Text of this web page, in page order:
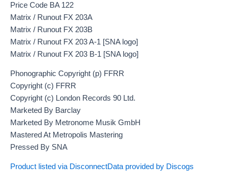
Price Code BA 122
Matrix / Runout FX 203A
Matrix / Runout FX 203B
Matrix / Runout FX 203 A-1 [SNA logo]
Matrix / Runout FX 203 B-1 [SNA logo]
Phonographic Copyright (p) FFRR
Copyright (c) FFRR
Copyright (c) London Records 90 Ltd.
Marketed By Barclay
Marketed By Metronome Musik GmbH
Mastered At Metropolis Mastering
Pressed By SNA
Product listed via DisconnectData provided by Discogs